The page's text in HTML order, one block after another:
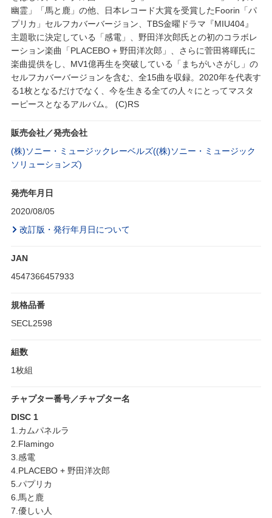
幽霊」「馬と鹿」の他、日本レコード大賞を受賞したFoorin「パ
プリカ」セルフカバーバージョン、TBS金曜ドラマ『MIU404』
主題歌に決定している「感電」、野田洋次郎氏との初のコラボレ
ーション楽曲「PLACEBO + 野田洋次郎」、さらに菅田将暉氏に
楽曲提供をし、MV1億再生を突破している「まちがいさがし」の
セルフカバーバージョンを含む、全15曲を収録。2020年を代表す
る1枚となるだけでなく、今を生きる全ての人々にとってマスタ
ーピースとなるアルバム。 (C)RS
販売会社／発売会社
(株)ソニー・ミュージックレーベルズ((株)ソニー・ミュージック
ソリューションズ)
発売年月日
2020/08/05
改訂版・発行年月日について
JAN
4547366457933
規格品番
SECL2598
組数
1枚組
チャプター番号／チャプター名
DISC 1
1.カムパネルラ
2.Flamingo
3.感電
4.PLACEBO + 野田洋次郎
5.パプリカ
6.馬と鹿
7.優しい人